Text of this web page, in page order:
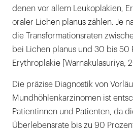
denen vor allem Leukoplakien,
oraler Lichen planus zählen. Je
die Transformationsraten
bei Lichen planus und 30 bis 50
Erythroplakie [Warnakulasuriya,
Die präzise Diagnostik von
Mundhöhlenkarzinomen ist
Patientinnen und Patienten, da
Überlebensrate bis zu 90